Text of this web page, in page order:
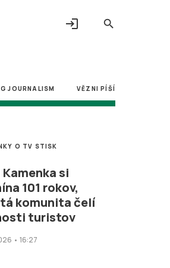
search
login
JOURNALISM VĚZNI PÍŠÍ
O TV STISK
Kamenka si
101 rokov,
komunita čelí
turistov
• 16:27